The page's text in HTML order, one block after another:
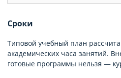
Сроки
Типовой учебный план
академических часа занятий.
готовые программы нельзя —